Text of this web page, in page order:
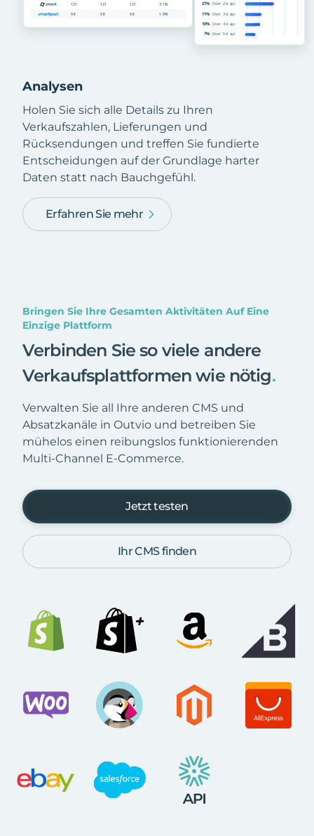
Analysen
Holen Sie sich alle Details zu Ihren
Verkaufszahlen, Lieferungen und
Rücksendungen und treffen Sie fundierte
Entscheidungen auf der Grundlage harter
Daten statt nach Bauchgefühl.
Erfahren Sie mehr
Bringen Sie Ihre Gesamten Aktivitäten Auf Eine
Einzige Plattform
Verbinden Sie so viele andere
Verkaufsplattformen wie nötig.
Verwalten Sie all Ihre anderen CMS und
Absatzkanäle in Outvio und betreiben Sie
mühelos einen reibungslos funktionierenden
Multi-Channel E-Commerce.
Jetzt testen
Ihr CMS finden